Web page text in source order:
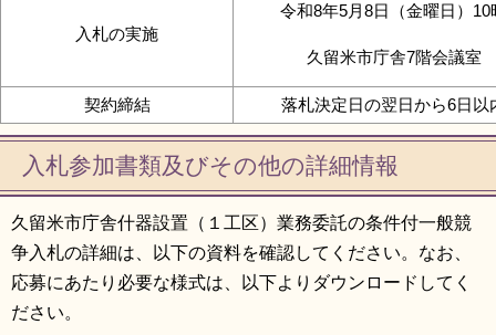
入札の実施
令和8年5月8日（金曜日）10
久留米市庁舎7階会議室
契約締結 落札決定日の翌日から6日以
入札参加書類及びその他の詳細情報
久留米市庁舎什器設置（１工区）業務委託の条件付一般競
争入札の詳細は、以下の資料を確認してください。なお、
応募にあたり必要な様式は、以下よりダウンロードしてく
ださい。